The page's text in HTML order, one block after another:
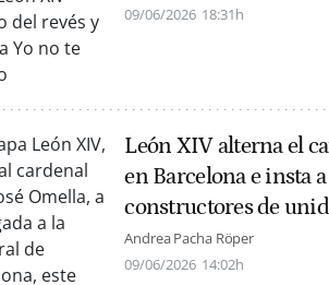
09/06/2026 18:31h
León XIV alterna el
en Barcelona e insta
constructores de
Andrea Pacha Röper
09/06/2026 14:02h